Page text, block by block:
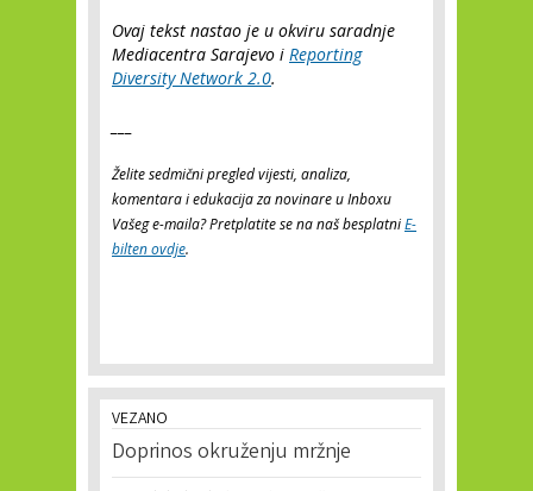
Ovaj tekst nastao je u okviru saradnje
Mediacentra Sarajevo i Reporting
Diversity Network 2.0.
Želite sedmični pregled vijesti, analiza,
komentara i edukacija za novinare u Inboxu
Vašeg e-maila? Pretplatite se na naš besplatniE-
bilten ovdje.
VEZANO
Doprinos okruženju mržnje